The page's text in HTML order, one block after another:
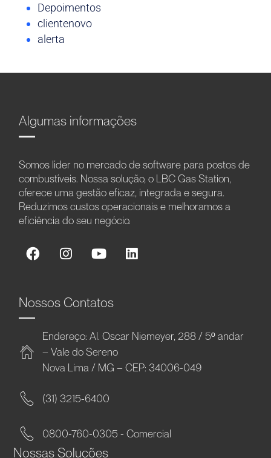
Depoimentos
clientenovo
alerta
Algumas informações
Somos líder no mercado de software para postos de
combustíveis. Nossa solução, o LBC Gas Station,
oferece uma gestão eficaz, integrada e segura.
Reduzimos custos operacionais e melhoramos a
eficiência do seu negócio.
Nossos Contatos
Endereço: Al. Oscar Niemeyer, 288 / 5º andar
– Vale do Sereno
Nova Lima / MG – CEP: 34006-049
(31) 3215-6400
0800-760-0305 - Comercial
Nossas Soluções